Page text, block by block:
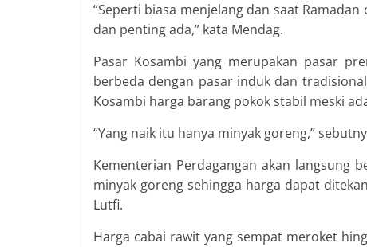
“Seperti biasa menjelang dan saat
dan penting ada,” kata Mendag.
Pasar Kosambi yang merupakan pasar
berbeda dengan pasar induk dan
Kosambi harga barang pokok stabil meski
“Yang naik itu hanya minyak goreng,”
Kementerian Perdagangan akan langsung
minyak goreng sehingga harga dapat
Lutfi.
Harga cabai rawit yang sempat meroket